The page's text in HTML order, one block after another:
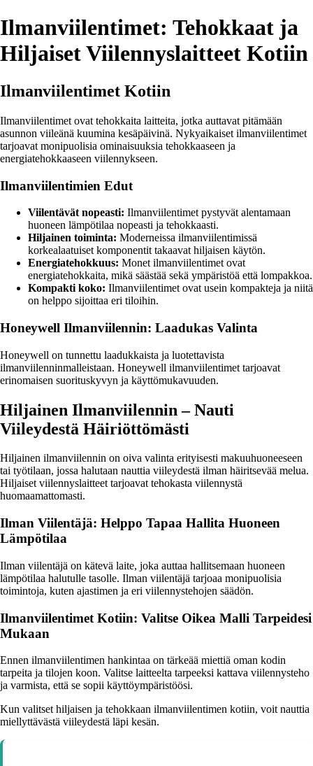
Ilmanviilentimet: Tehokkaat ja
Hiljaiset Viilennyslaitteet Kotiin
Ilmanviilentimet Kotiin
Ilmanviilentimet ovat tehokkaita laitteita, jotka auttavat pitämään
asunnon viileänä kuumina kesäpäivinä. Nykyaikaiset ilmanviilentimet
tarjoavat monipuolisia ominaisuuksia tehokkaaseen ja
energiatehokkaaseen viilennykseen.
Ilmanviilentimien Edut
Viilentävät nopeasti: Ilmanviilentimet pystyvät alentamaan
huoneen lämpötilaa nopeasti ja tehokkaasti.
Hiljainen toiminta: Moderneissa ilmanviilentimissä
korkealaatuiset komponentit takaavat hiljaisen käytön.
Energiatehokkuus: Monet ilmanviilentimet ovat
energiatehokkaita, mikä säästää sekä ympäristöä että lompakkoa.
Kompakti koko: Ilmanviilentimet ovat usein kompakteja ja niitä
on helppo sijoittaa eri tiloihin.
Honeywell Ilmanviilennin: Laadukas Valinta
Honeywell on tunnettu laadukkaista ja luotettavista
ilmanviilenninmalleistaan. Honeywell ilmanviilentimet tarjoavat
erinomaisen suorituskyvyn ja käyttömukavuuden.
Hiljainen Ilmanviilennin – Nauti
Viileydestä Häiriöttömästi
Hiljainen ilmanviilennin on oiva valinta erityisesti makuuhuoneeseen
tai työtilaan, jossa halutaan nauttia viileydestä ilman häiritsevää melua.
Hiljaiset viilennyslaitteet tarjoavat tehokasta viilennystä
huomaamattomasti.
Ilman Viilentäjä: Helppo Tapaa Hallita Huoneen
Lämpötilaa
Ilman viilentäjä on kätevä laite, joka auttaa hallitsemaan huoneen
lämpötilaa halutulle tasolle. Ilman viilentäjä tarjoaa monipuolisia
toimintoja, kuten ajastimen ja eri viilennystehojen säädön.
Ilmanviilentimet Kotiin: Valitse Oikea Malli Tarpeidesi
Mukaan
Ennen ilmanviilentimen hankintaa on tärkeää miettiä oman kodin
tarpeita ja tilojen koon. Valitse laitteelta tarpeeksi kattava viilennysteho
ja varmista, että se sopii käyttöympäristöösi.
Kun valitset hiljaisen ja tehokkaan ilmanviilentimen kotiin, voit nauttia
miellyttävästä viileydestä läpi kesän.